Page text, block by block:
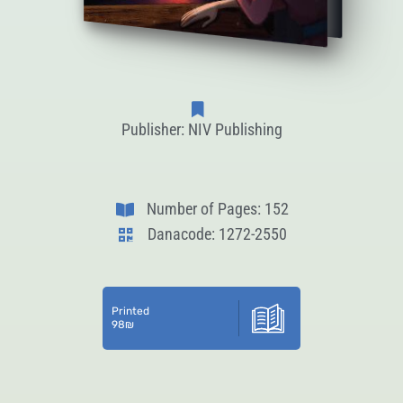
Publisher: NIV Publishing
Number of Pages: 152
Danacode: 1272-2550
Printed
98₪